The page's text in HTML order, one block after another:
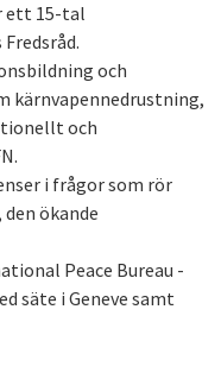
ett 15-tal
och
kärnvapennedrustning,
och
i frågor som rör
ökande
Peace Bureau -
säte i Geneve samt